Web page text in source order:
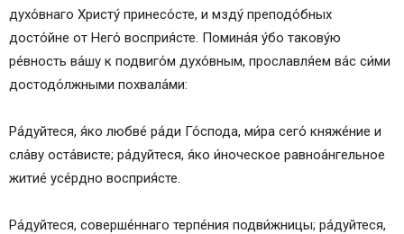
духо́внаго Христу́ принесо́сте, и мзду́ преподо́бных
досто́йне от Него́ восприя́сте. Помина́я у́бо такову́ю
ре́вность ва́шу к подвиго́м духо́вным, прославля́ем ва́с си́ми
достодо́лжными похвала́ми:
Ра́дуйтеся, я́ко любве́ ра́ди Го́спода, ми́ра сего́ княже́ние и
сла́ву оста́висте; ра́дуйтеся, я́ко и́ноческое равноа́нгельное
житие́ усе́рдно восприя́сте.
Ра́дуйтеся, соверше́ннаго терпе́ния подви́жницы; ра́дуйтеся,